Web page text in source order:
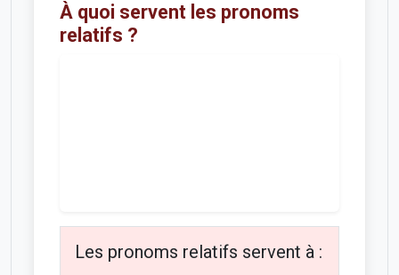
À quoi servent les pronoms
relatifs ?
Les pronoms relatifs servent à :